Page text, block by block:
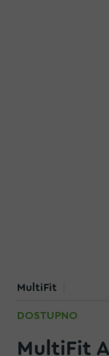
MultiFit
DOSTUPNO
MultiFit